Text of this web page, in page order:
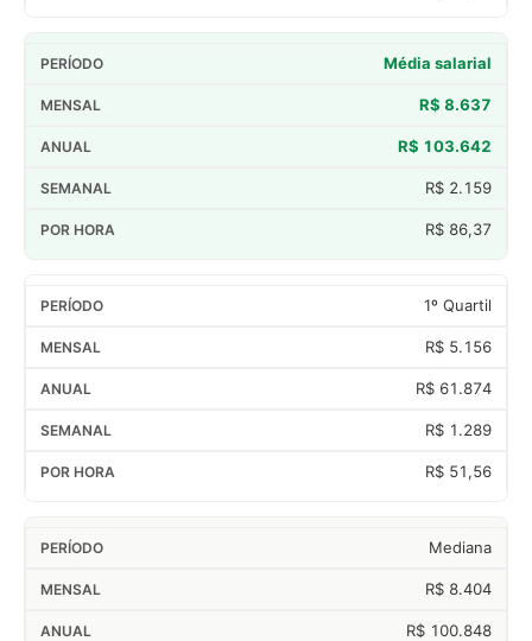
Média salarial
R$ 8.637
R$ 103.642
R$ 2.159
R$ 86,37
1º Quartil
R$ 5.156
R$ 61.874
R$ 1.289
R$ 51,56
Mediana
R$ 8.404
R$ 100.848